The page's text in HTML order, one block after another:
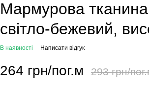
Мармурова
світло-бежевий,
В наявності Написати відгук
264 грн/пог.м 293 грн/